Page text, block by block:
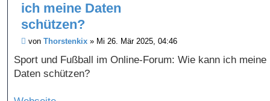
ich meine Daten
schützen?
B
i
r
von Thorstenkix » Mi 26. Mär 2025, 04:46
Sport und Fußball im Online-Forum: Wie kann ich meine
Daten schützen?